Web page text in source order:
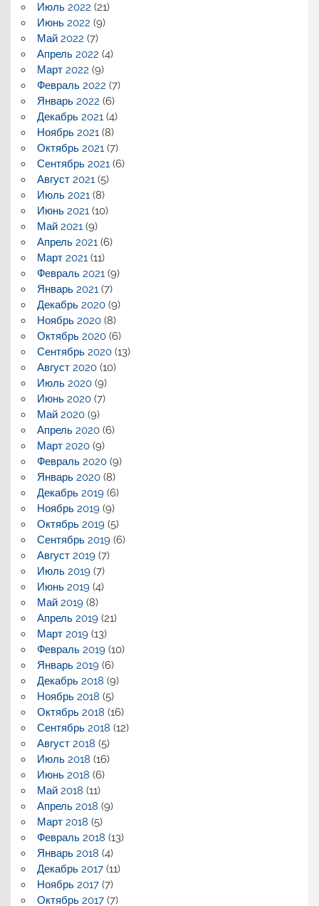
Июль 2022 (21)
Июнь 2022 (9)
Май 2022 (7)
Апрель 2022 (4)
Март 2022 (9)
Февраль 2022 (7)
Январь 2022 (6)
Декабрь 2021(4)
Ноябрь 2021(8)
Октябрь 2021(7)
Сентябрь 2021(6)
Август 2021(5)
Июль 2021(8)
Июнь 2021(10)
Май 2021(9)
Апрель 2021(6)
Март 2021(11)
Февраль 2021(9)
Январь 2021(7)
Декабрь 2020(9)
Ноябрь 2020(8)
Октябрь 2020(6)
Сентябрь 2020(13)
Август 2020(10)
Июль 2020(9)
Июнь 2020(7)
Май 2020(9)
Апрель 2020(6)
Март 2020(9)
Февраль 2020(9)
Январь 2020(8)
Декабрь 2019(6)
Ноябрь 2019(9)
Октябрь 2019(5)
Сентябрь 2019(6)
Август 2019(7)
Июль 2019(7)
Июнь 2019(4)
Май 2019(8)
Апрель 2019(21)
Март 2019(13)
Февраль 2019(10)
Январь 2019(6)
Декабрь 2018 (9)
Ноябрь 2018 (5)
Октябрь 2018 (16)
Сентябрь 2018 (12)
Август 2018 (5)
Июль 2018 (16)
Июнь 2018 (6)
Май 2018 (11)
Апрель 2018 (9)
Март 2018 (5)
Февраль 2018 (13)
Январь 2018 (4)
Декабрь 2017(11)
Ноябрь 2017(7)
Октябрь 2017(7)